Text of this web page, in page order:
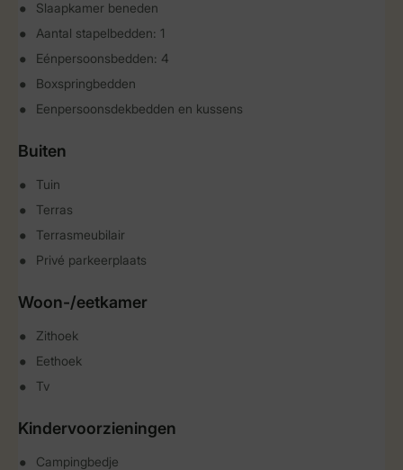
Slaapkamer beneden
Aantal stapelbedden: 1
Eénpersoonsbedden: 4
Boxspringbedden
Eenpersoonsdekbedden en kussens
Buiten
Tuin
Terras
Terrasmeubilair
Privé parkeerplaats
Woon-/eetkamer
Zithoek
Eethoek
Tv
Kindervoorzieningen
Campingbedje